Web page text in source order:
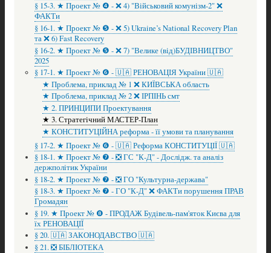
§ 15-3. ★ Проект № ❹ - ❌ 4) "Військовий комунізм-2" ❌
ФАКТи
§ 16-1. ★ Проект № ❺ - ❌ 5) Ukraine’s National Recovery Plan
та ❌ 6) Fast Recovery
§ 16-2. ★ Проект № ❺ - ❌ 7) "Велике (від)БУДІВНИЦТВО"
2025
§ 17-1. ★ Проект № ❻ - 🇺🇦 РЕНОВАЦІЯ України 🇺🇦
★ Проблема, приклад № 1 ❌ КИЇВСЬКА область
★ Проблема, приклад № 2 ❌ ІРПІНЬ смт
★ 2. ПРИНЦИПИ Проектування
★ 3. Стратегічний МАСТЕР-План
★ КОНСТИТУЦІЙНА реформа - її умови та планування
§ 17-2. ★ Проект № ❻ - 🇺🇦 Реформа КОНСТИТУЦІЇ 🇺🇦
§ 18-1. ★ Проект № ❼ - ❎ ГС "К-Д" - Дослідж. та аналіз
держполітик України
§ 18-2. ★ Проект № ❼ - ❎ ГО "Культурна-держава"
§ 18-3. ★ Проект № ❼ - ГО "К-Д" ❌ ФАКТи порушення ПРАВ
Громадян
§ 19. ★ Проект № ❽ - ПРОДАЖ Будівель-пам'яток Києва для
їх РЕНОВАЦІЇ
§ 20. 🇺🇦 ЗАКОНОДАВСТВО 🇺🇦
§ 21. ❎ БІБЛІОТЕКА